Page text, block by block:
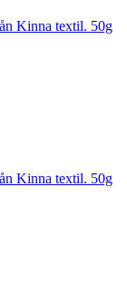
Kinna textil. 50g
Kinna textil. 50g